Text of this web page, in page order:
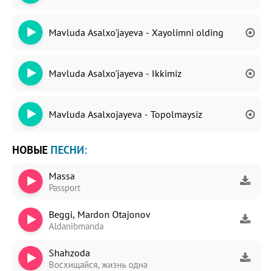
Mavluda Asalxo'jayeva - Xayolimni olding
Mavluda Asalxo'jayeva - Ikkimiz
Mavluda Asalxojayeva - Topolmaysiz
НОВЫЕ ПЕСНИ:
Massa
Passport
Beggi, Mardon Otajonov
Aldanibmanda
Shahzoda
Восхищайся, жизнь одна